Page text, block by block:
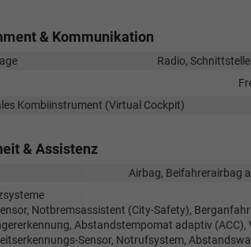
& Kommunikation
Radio,
Kombiinstrument (Virtual Cockpit)
& Assistenz
Airbag, Beifahrerairbag
Notbremsassistent (City-Safety),
Abstandstempomat adaptiv
Sensor, Notrufsystem,